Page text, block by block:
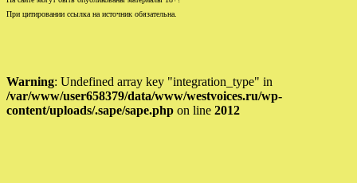
При цитировании ссылка на источник обязательна.
Warning: Undefined array key "integration_type" in
/var/www/user658379/data/www/westvoices.ru/wp-
content/uploads/.sape/sape.php on line 2012